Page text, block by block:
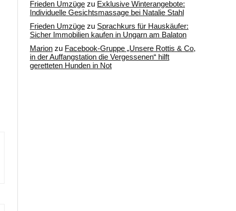
Frieden Umzüge zu Exklusive Winterangebote:
Individuelle Gesichtsmassage bei Natalie Stahl
Frieden Umzüge zu Sprachkurs für Hauskäufer:
Sicher Immobilien kaufen in Ungarn am Balaton
Marion zu Facebook-Gruppe „Unsere Rottis & Co,
in der Auffangstation die Vergessenen“ hilft
geretteten Hunden in Not